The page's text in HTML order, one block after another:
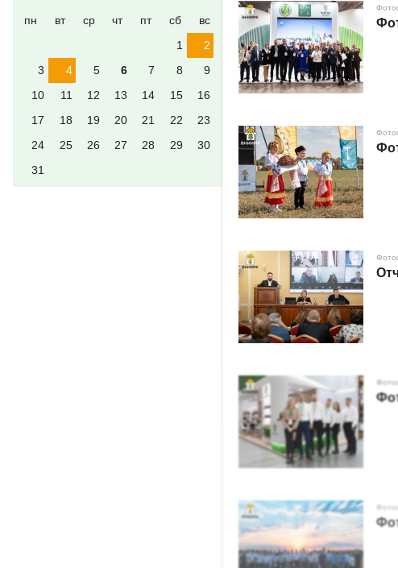
пн вт ср чт пт сб
вс
1
2
3
4 5 6 7 8
9
10
11 12 13 14 15
16
17
18 19 20 21 22
23
24
25 26 27 28 29
30
31